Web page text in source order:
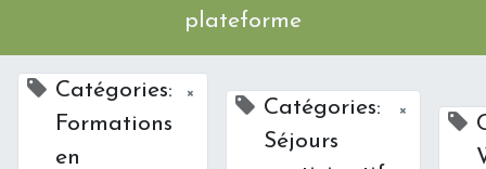
plateforme
Catégories:
Formations
en
×
Catégories:
Séjours
×